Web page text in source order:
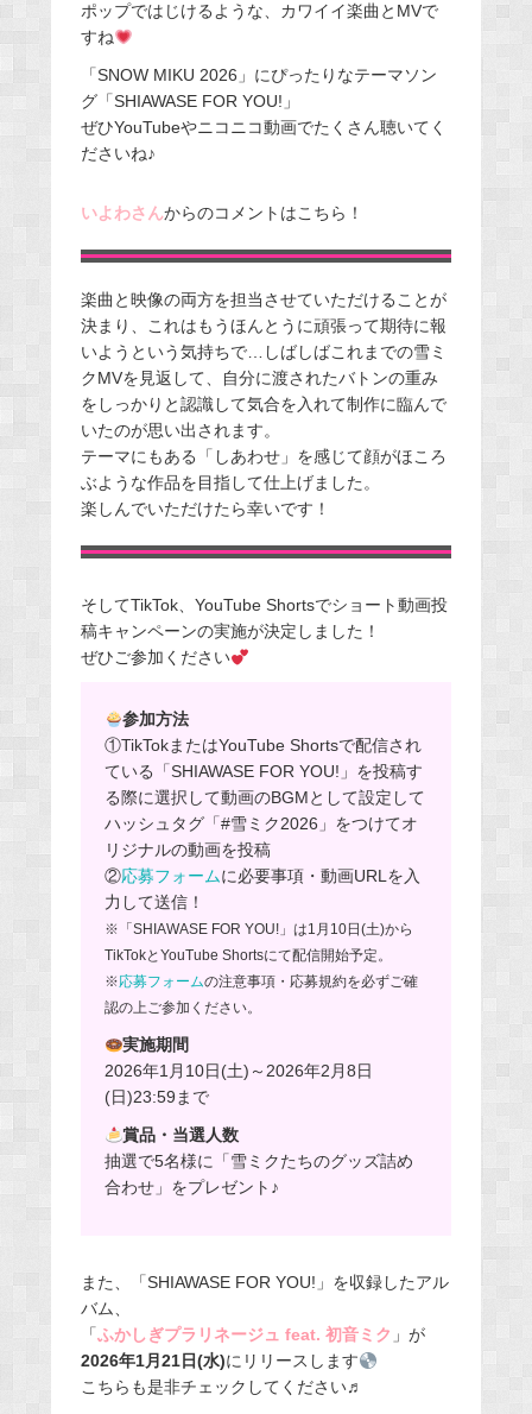
ポップではじけるような、カワイイ楽曲とMVで
すね
「SNOW MIKU 2026」にぴったりなテーマソン
グ「SHIAWASE FOR YOU!」
ぜひYouTubeやニコニコ動画でたくさん聴いてく
ださいね♪
いよわさんからのコメントはこちら！
楽曲と映像の両方を担当させていただけることが
決まり、これはもうほんとうに頑張って期待に報
いようという気持ちで…しばしばこれまでの雪ミ
クMVを見返して、自分に渡されたバトンの重み
をしっかりと認識して気合を入れて制作に臨んで
いたのが思い出されます。
テーマにもある「しあわせ」を感じて顔がほころ
ぶような作品を目指して仕上げました。
楽しんでいただけたら幸いです！
そしてTikTok、YouTube Shortsでショート動画投
稿キャンペーンの実施が決定しました！
ぜひご参加ください
参加方法
①TikTokまたはYouTube Shortsで配信され
ている「SHIAWASE FOR YOU!」を投稿す
る際に選択して動画のBGMとして設定して
ハッシュタグ「#雪ミク2026」をつけてオ
リジナルの動画を投稿
②応募フォームに必要事項・動画URLを入
力して送信！
※「SHIAWASE FOR YOU!」は1月10日(土)から
TikTokとYouTube Shortsにて配信開始予定。
※応募フォームの注意事項・応募規約を必ずご確
認の上ご参加ください。
実施期間
2026年1月10日(土)～2026年2月8日
(日)23:59まで
賞品・当選人数
抽選で5名様に「雪ミクたちのグッズ詰め
合わせ」をプレゼント♪
また、「SHIAWASE FOR YOU!」を収録したアル
バム、
「ふかしぎプラリネージュ feat. 初音ミク 」が
2026年1月21日(水)にリリースします
こちらも是非チェックしてください♬